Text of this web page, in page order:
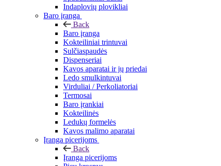
Indaplovių plovikliai
Baro įranga
Back
Baro įranga
Kokteiliniai trintuvai
Sulčiaspaudės
Dispenseriai
Kavos aparatai ir jų priedai
Ledo smulkintuvai
Virduliai / Perkoliatoriai
Termosai
Baro įrankiai
Kokteilinės
Ledukų formelės
Kavos malimo aparatai
Įranga picerijoms
Back
Įranga picerijoms